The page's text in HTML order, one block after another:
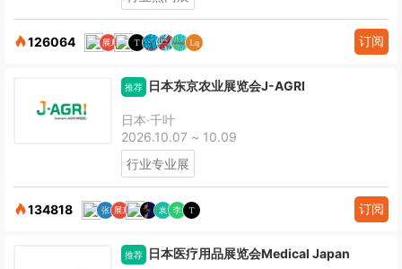
126064 订阅
推荐 日本东京农业展览会J-AGRI
日本·千叶
2026.10.07 ~ 10.09
行业专业展
134818 订阅
推荐 日本医疗用品展览会Medical Japan